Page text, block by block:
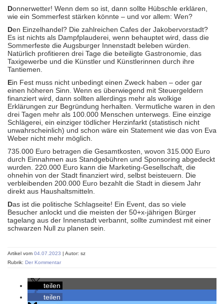
Donnerwetter! Wenn dem so ist, dann sollte Hübschle erklären,
wie ein Sommerfest stärken könnte – und vor allem: Wen?
Den Einzelhandel? Die zahlreichen Cafes der Jakobervorstadt?
Es ist nichts als Dampfplauderei, wenn behauptet wird, dass die
Sommerfeste die Augsburger Innenstadt beleben würden.
Natürlich profitieren drei Tage die beteiligte Gastronomie, das
Taxigewerbe und die Künstler und Künstlerinnen durch ihre
Tantiemen.
Ein Fest muss nicht unbedingt einen Zweck haben – oder gar
einen höheren Sinn. Wenn es überwiegend mit Steuergeldern
finanziert wird, dann sollten allerdings mehr als wolkige
Erklärungen zur Begründung herhalten. Vermutliche waren in den
drei Tagen mehr als 100.000 Menschen unterwegs. Eine einzige
Schlägerei, ein einziger tödlicher Herzinfarkt (statistisch nicht
unwahrscheinlich) und schon wäre ein Statement wie das von Eva
Weber nicht mehr möglich.
735.000 Euro betragen die Gesamtkosten, wovon 315.000 Euro
durch Einnahmen aus Standgebühren und Sponsoring abgedeckt
wurden. 220.000 Euro kann die Marketing-Gesellschaft, die
ohnehin von der Stadt finanziert wird, selbst beisteuern. Die
verbleibenden 200.000 Euro bezahlt die Stadt in diesem Jahr
direkt aus Haushaltsmitteln.
Das ist die politische Schlagseite! Ein Event, das so viele
Besucher anlockt und die meisten der 50+x-jährigen Bürger
tagelang aus der Innenstadt verbannt, sollte zumindest mit einer
schwarzen Null zu planen sein.
Artikel vom 04.07.2023 | Autor: sz
Rubrik: Der Kommentar
teilen
teilen